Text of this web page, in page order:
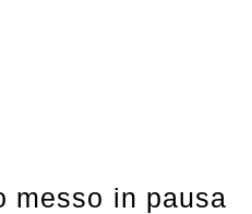
messo in pausa